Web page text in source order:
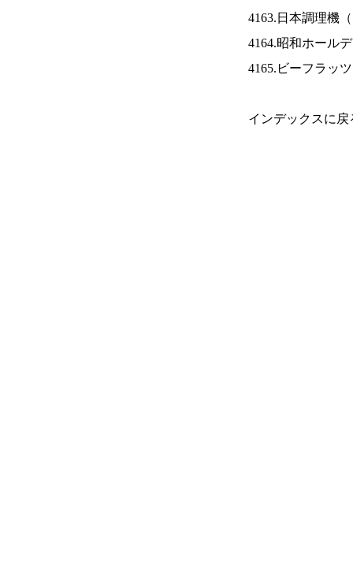
4163.日本調理機（
4164.昭和ホール
4165.ビーフラッ
インデックスに戻